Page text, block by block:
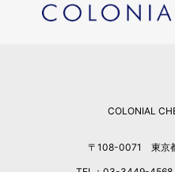
2025年12月
COLONIAL
〒108-0071 東京